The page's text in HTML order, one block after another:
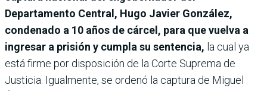
Departamento Central, Hugo Javier González,
condenado a 10 años de cárcel, para que vuelva a
ingresar a prisión y cumpla su sentencia, la cual ya
está firme por disposición de la Corte Suprema de
Justicia. Igualmente, se ordenó la captura de Miguel